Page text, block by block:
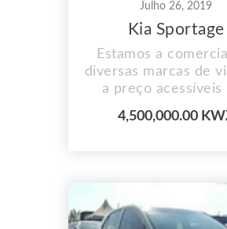
Julho 26, 2019
Kia Sportage
Estamos a
diversas marcas de
a preço acessíveis
pagamento por
4,500,000.00